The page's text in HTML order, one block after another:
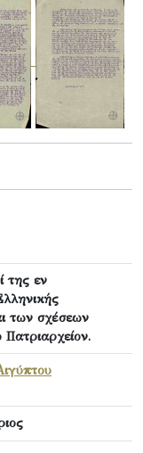
της εν
των σχέσεων